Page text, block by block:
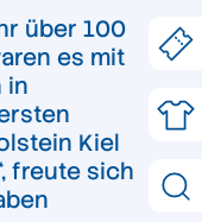
über 100
es mit
in
Kiel
freute sich